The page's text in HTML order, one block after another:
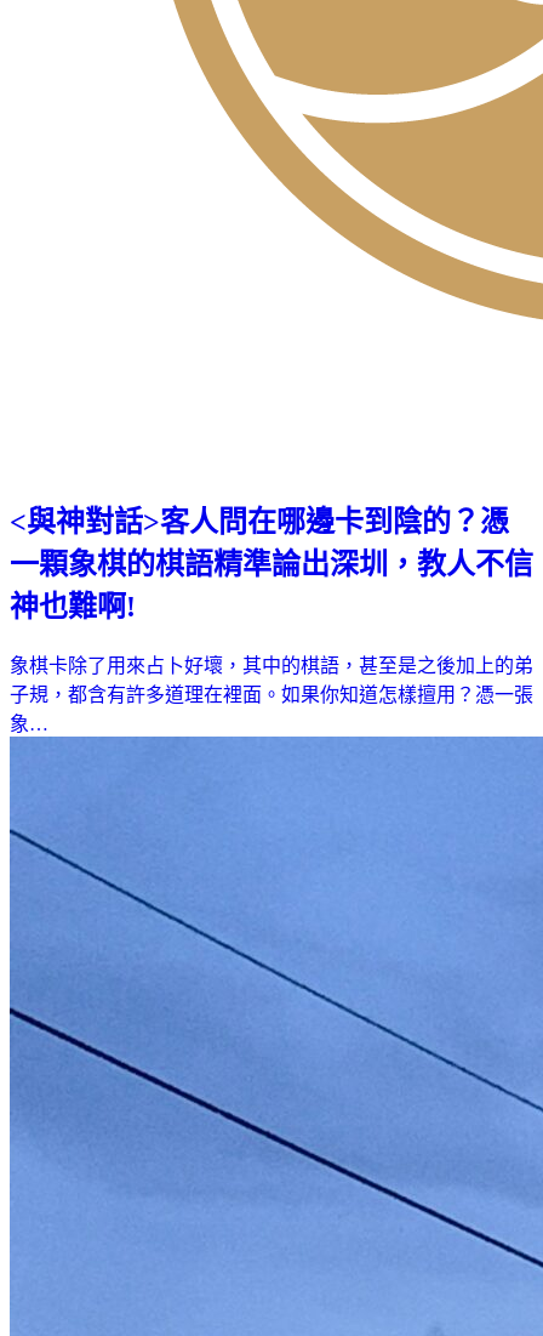
<與神對話>客人問在哪邊卡到陰的？憑
一顆象棋的棋語精準論出深圳，教人不信
神也難啊!
象棋卡除了用來占卜好壞，其中的棋語，甚至是之後加上的弟
子規，都含有許多道理在裡面。如果你知道怎樣擅用？憑一張
象…